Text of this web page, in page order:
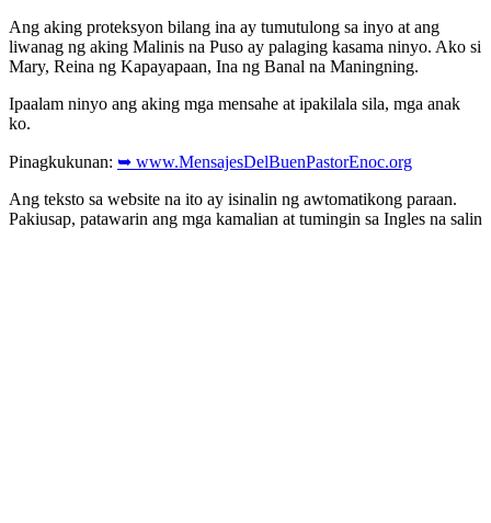
Ang aking proteksyon bilang ina ay tumutulong sa inyo at ang
liwanag ng aking Malinis na Puso ay palaging kasama ninyo. Ako si
Mary, Reina ng Kapayapaan, Ina ng Banal na Maningning.
Ipaalam ninyo ang aking mga mensahe at ipakilala sila, mga anak
ko.
Pinagkukunan: ➥ www.MensajesDelBuenPastorEnoc.org
Ang teksto sa website na ito ay isinalin ng awtomatikong paraan.
Pakiusap, patawarin ang mga kamalian at tumingin sa Ingles na salin